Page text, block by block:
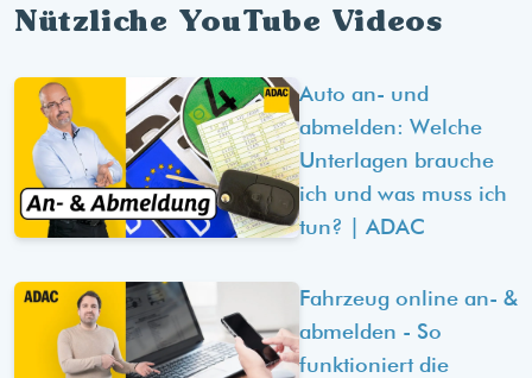
Nützliche YouTube Videos
Auto an- und
abmelden: Welche
Unterlagen brauche
ich und was muss ich
tun? | ADAC
Fahrzeug online an- &
abmelden - So
funktioniert die